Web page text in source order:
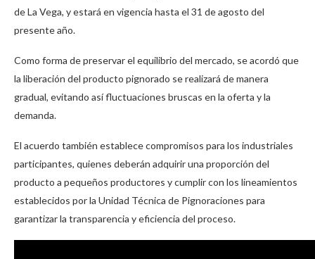
de La Vega, y estará en vigencia hasta el 31 de agosto del
presente año.
Como forma de preservar el equilibrio del mercado, se acordó que
la liberación del producto pignorado se realizará de manera
gradual, evitando así fluctuaciones bruscas en la oferta y la
demanda.
El acuerdo también establece compromisos para los industriales
participantes, quienes deberán adquirir una proporción del
producto a pequeños productores y cumplir con los lineamientos
establecidos por la Unidad Técnica de Pignoraciones para
garantizar la transparencia y eficiencia del proceso.